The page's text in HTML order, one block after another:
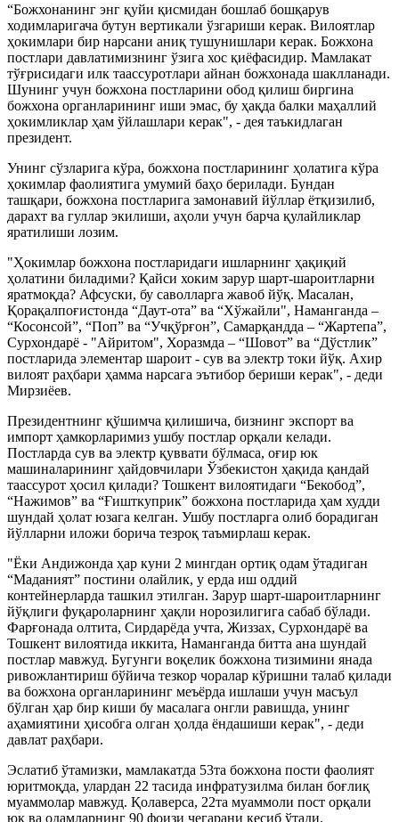
“Божхонанинг энг қуйи қисмидан бошлаб бошқарув
ходимларигача бутун вертикали ўзгариши керак. Вилоятлар
ҳокимлари бир нарсани аниқ тушунишлари керак. Божхона
постлари давлатимизнинг ўзига хос қиёфасидир. Мамлакат
тўғрисидаги илк таассуротлари айнан божхонада шаклланади.
Шунинг учун божхона постларини обод қилиш биргина
божхона органларининг иши эмас, бу ҳақда балки маҳаллий
ҳокимликлар ҳам ўйлашлари керак", - дея таъкидлаган
президент.
Унинг сўзларига кўра, божхона постларининг ҳолатига кўра
ҳокимлар фаолиятига умумий баҳо берилади. Бундан
ташқари, божхона постларига замонавий йўллар ётқизилиб,
дарахт ва гуллар экилиши, аҳоли учун барча қулайликлар
яратилиши лозим.
"Ҳокимлар божхона постларидаги ишларнинг ҳақиқий
ҳолатини биладими? Қайси хоким зарур шарт-шароитларни
яратмоқда? Афсуски, бу саволларга жавоб йўқ. Масалан,
Қорақалпоғистонда “Даут-ота” ва “Хўжайли", Наманганда –
“Косонсой”, “Поп” ва “Учқўрғон”, Самарқандда – “Жартепа”,
Сурхондарё - "Айритом", Хоразмда – “Шовот” ва “Дўстлик”
постларида элементар шароит - сув ва электр токи йўқ. Ахир
вилоят раҳбари ҳамма нарсага эътибор бериши керак", - деди
Мирзиёев.
Президентнинг қўшимча қилишича, бизнинг экспорт ва
импорт ҳамкорларимиз ушбу постлар орқали келади.
Постларда сув ва электр қуввати бўлмаса, оғир юк
машиналарининг ҳайдовчилари Ўзбекистон ҳақида қандай
таассурот ҳосил қилади? Тошкент вилоятидаги “Бекобод”,
“Нажимов” ва “Ғишткуприк” божхона постларида ҳам худди
шундай ҳолат юзага келган. Ушбу постларга олиб борадиган
йўлларни иложи борича тезроқ таъмирлаш керак.
"Ёки Андижонда ҳар куни 2 мингдан ортиқ одам ўтадиган
“Маданият” постини олайлик, у ерда иш оддий
контейнерларда ташкил этилган. Зарур шарт-шароитларнинг
йўқлиги фуқароларнинг ҳақли норозилигига сабаб бўлади.
Фарғонада олтита, Сирдарёда учта, Жиззах, Сурхондарё ва
Тошкент вилоятида иккита, Наманганда битта ана шундай
постлар мавжуд. Бугунги воқелик божхона тизимини янада
ривожлантириш бўйича тезкор чоралар кўришни талаб қилади
ва божхона органларининг меъёрда ишлаши учун масъул
бўлган ҳар бир киши бу масалага онгли равишда, унинг
аҳамиятини ҳисобга олган ҳолда ёндашиши керак", - деди
давлат раҳбари.
Эслатиб ўтамизки, мамлакатда 53та божхона пости фаолият
юритмоқда, улардан 22 тасида инфратузилма билан боғлиқ
муаммолар мавжуд. Қолаверса, 22та муаммоли пост орқали
юк ва одамларнинг 90 фоизи чегарани кесиб ўтади.